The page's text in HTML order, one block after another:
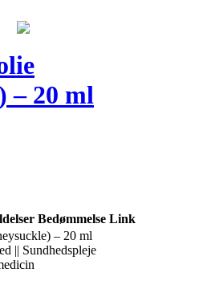
– 20 ml
Bedømmelse Link
– 20 ml
|| Sundhedspleje